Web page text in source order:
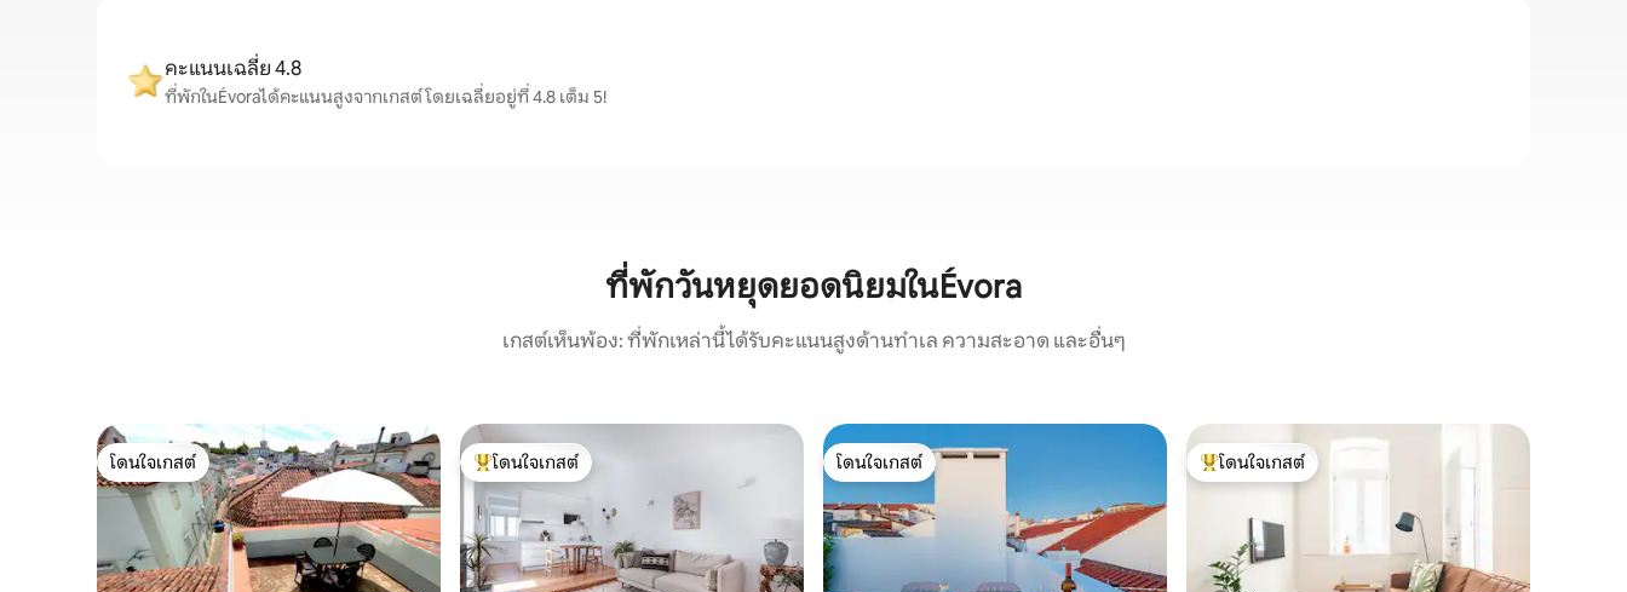
คะแนนเฉลี่ย 4.8
ที่พักในÉvoraได้คะแนนสูงจากเกสต์ โดยเฉลี่ยอยู่ที่ 4.8 เต็ม 5!
ที่พักวันหยุดยอดนิยมในÉvora
เกสต์เห็นพ้อง: ที่พักเหล่านี้ได้รับคะแนนสูงด้านทำเล ความสะอาด และอื่นๆ
โดนใจเกสต์
โดนใจเกสต์
โดนใจเกสต์ที่สุด
โดนใจเกสต์
โดนใจเกสต์
โดนใจเกสต์
โดนใจเกสต์ที่สุด
โดนใจเกสต์